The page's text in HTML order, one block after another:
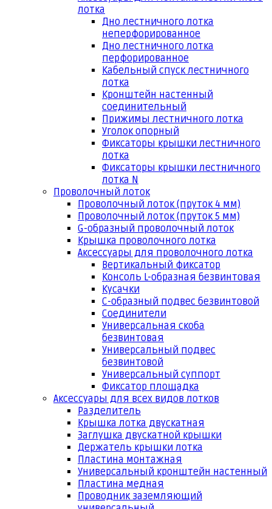
лотка
Дно лестничного лотка
неперфорированное
Дно лестничного лотка
перфорированное
Кабельный спуск лестничного
лотка
Кронштейн настенный
соединительный
Прижимы лестничного лотка
Уголок опорный
Фиксаторы крышки лестничного
лотка
Фиксаторы крышки лестничного
лотка N
Проволочный лоток
Проволочный лоток (пруток 4 мм)
Проволочный лоток (пруток 5 мм)
G-образный проволочный лоток
Крышка проволочного лотка
Аксессуары для проволочного лотка
Вертикальный фиксатор
Консоль L-образная безвинтовая
Кусачки
С-образный подвес безвинтовой
Соединители
Универсальная скоба
безвинтовая
Универсальный подвес
безвинтовой
Универсальный суппорт
Фиксатор площадка
Аксессуары для всех видов лотков
Разделитель
Крышка лотка двускатная
Заглушка двускатной крышки
Держатель крышки лотка
Пластина монтажная
Универсальный кронштейн настенный
Пластина медная
Проводник заземляющий